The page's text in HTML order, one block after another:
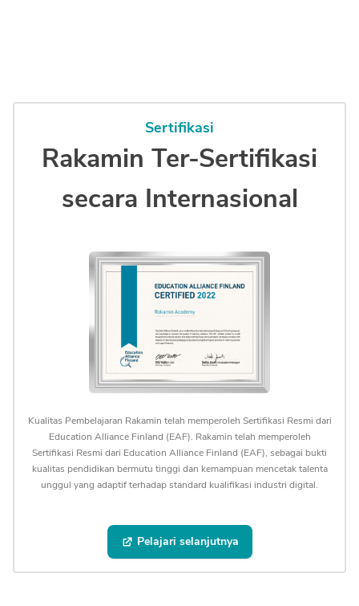
Sertifikasi
Rakamin Ter-Sertifikasi
secara Internasional
Kualitas Pembelajaran Rakamin telah memperoleh Sertifikasi Resmi dari
Education Alliance Finland (EAF). Rakamin telah memperoleh
Sertifikasi Resmi dari Education Alliance Finland (EAF), sebagai bukti
kualitas pendidikan bermutu tinggi dan kemampuan mencetak talenta
unggul yang adaptif terhadap standard kualifikasi industri digital.
Pelajari selanjutnya